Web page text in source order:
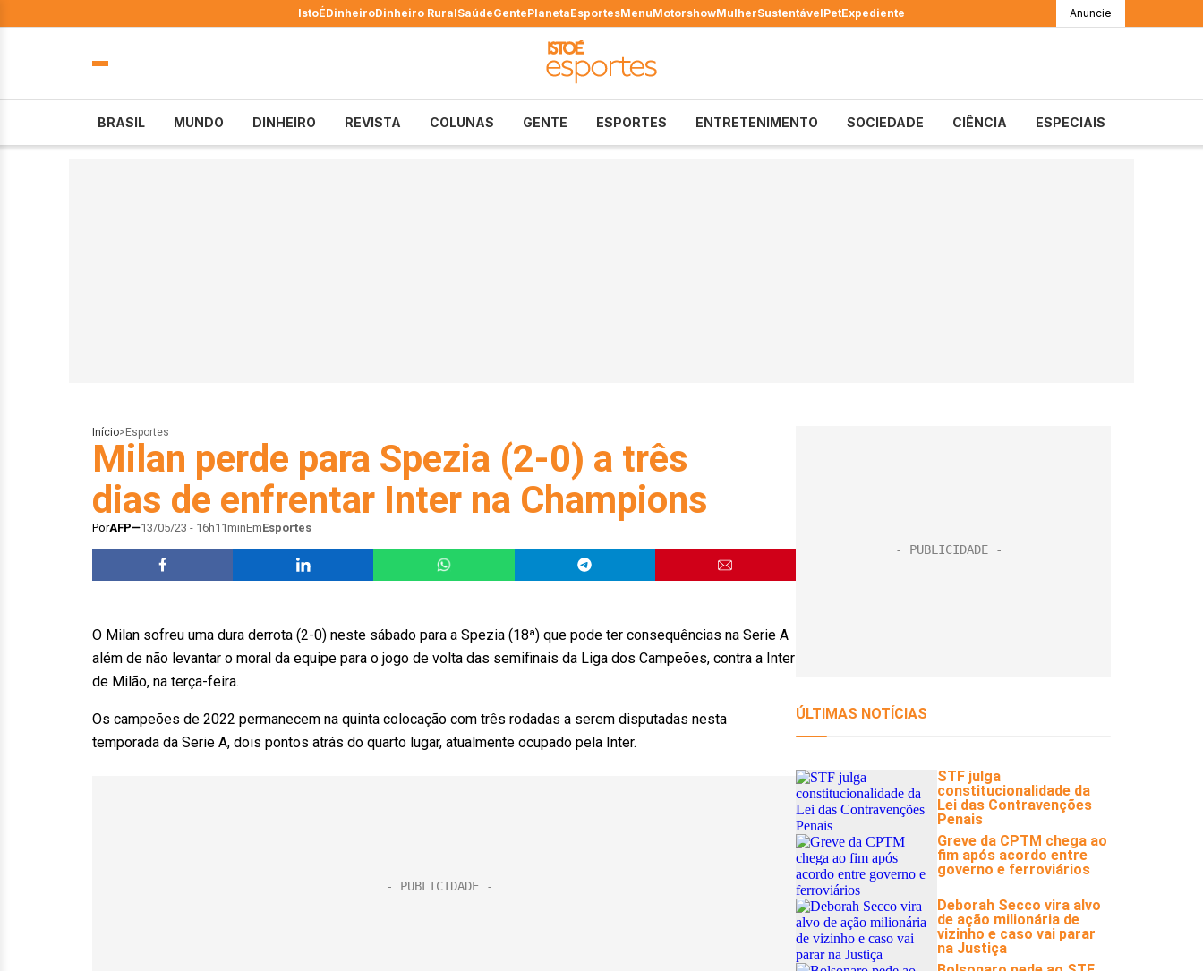
IstoÉDinheiroDinheiro RuralSaúdeGentePlanetaEsportesMenuMotorshowMulherSustentávelPetExpediente Anuncie
BRASIL MUNDO DINHEIRO REVISTA COLUNAS GENTE ESPORTES ENTRETENIMENTO SOCIEDADE CIÊNCIA ESPECIAIS
Início> Esportes
Milan perde para Spezia (2-0) a três
dias de enfrentar Inter na Champions
PorAFP 13/05/23 - 16h11minEmEsportes
O Milan sofreu uma dura derrota (2-0) neste sábado para a Spezia (18ª) que pode ter consequências na Serie A
além de não levantar o moral da equipe para o jogo de volta das semifinais da Liga dos Campeões, contra a Inter
de Milão, na terça-feira.
Os campeões de 2022 permanecem na quinta colocação com três rodadas a serem disputadas nesta
temporada da Serie A, dois pontos atrás do quarto lugar, atualmente ocupado pela Inter.